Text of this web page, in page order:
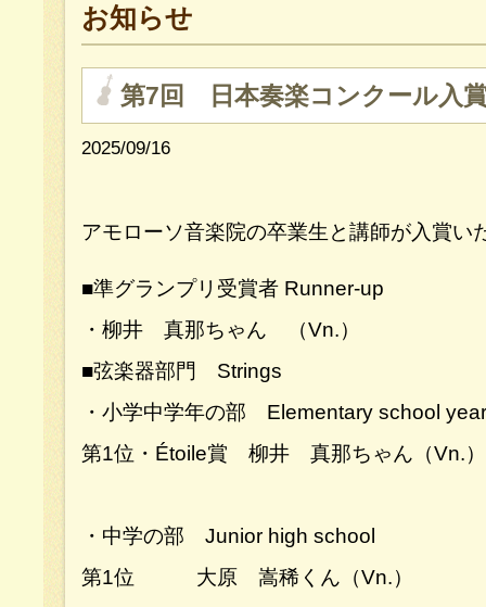
お知らせ
第7回 日本奏楽コンクール入
2025/09/16
アモローソ音楽院の卒業生と講師が入賞い
■準グランプリ受賞者 Runner-up
・柳井 真那ちゃん （Vn.）
■弦楽器部門 Strings
・小学中学年の部 Elementary school
第1位・Étoile賞 柳井 真那ちゃん（Vn.）
・中学の部 Junior high school
第1位 大原 嵩稀くん（Vn.）